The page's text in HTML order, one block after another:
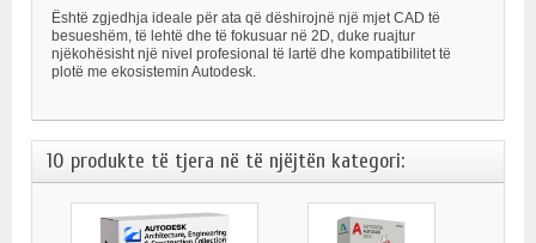
Është zgjedhja ideale për ata që dëshirojnë një mjet CAD të
besueshëm, të lehtë dhe të fokusuar në 2D, duke ruajtur
njëkohësisht një nivel profesional të lartë dhe kompatibilitet të
plotë me ekosistemin Autodesk.
10 produkte të tjera në të njëjtën kategori: